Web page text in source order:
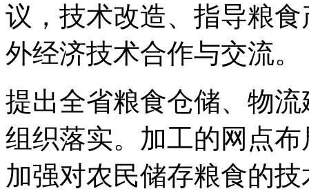
议，技术改造、指导粮
外经济技术合作与交流。
提出全省粮食仓储、物
组织落实。加工的网点
加强对农民储存粮食的